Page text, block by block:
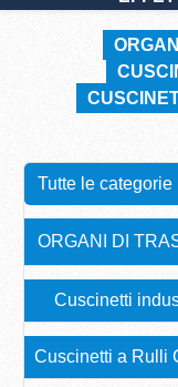
Tutte le categorie
ORGANI DI
Cuscinetti
Cuscinetti a Rulli